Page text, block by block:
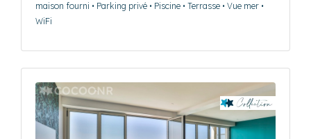
maison fourni • Parking privé • Piscine • Terrasse • Vue mer •
WiFi